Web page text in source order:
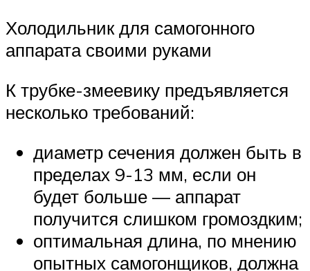
Холодильник для самогонного
аппарата своими руками
К трубке-змеевику предъявляется
несколько требований:
диаметр сечения должен быть в
пределах 9-13 мм, если он
будет больше — аппарат
получится слишком громоздким;
оптимальная длина, по мнению
опытных самогонщиков, должна